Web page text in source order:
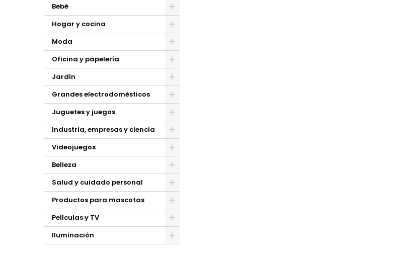
Bebé
Hogar y cocina
Moda
Oficina y papelería
Jardín
Grandes electrodomésticos
Juguetes y juegos
Industria, empresas y ciencia
Videojuegos
Belleza
Salud y cuidado personal
Productos para mascotas
Películas y TV
Iluminación